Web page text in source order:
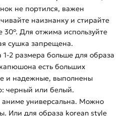
не портился, важен
наизнанку и стирайте
Для отжима используйте
сушка запрещена.
2 размера больше для образа
есть больших
и надежные, выполнены
черный или белый.
аниме универсальна. Можно
Или для образа korean style